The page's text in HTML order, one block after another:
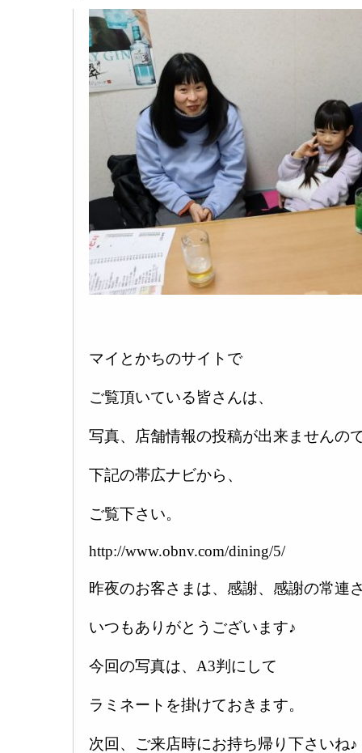
マイとかちのサイトで
ご覧頂いている皆さんは、
写真、店舗情報の投稿が出来ませんの
下記の帯広ナビから、
ご覧下さい。
http://www.obnv.com/dining/5/
昨夜のお客さまは、感謝、感謝の常連
いつもありがとうございます♪
今回の写真は、A3判にして
ラミネートを掛けておきます。
次回、ご来店時にお持ち帰り下さいね♪